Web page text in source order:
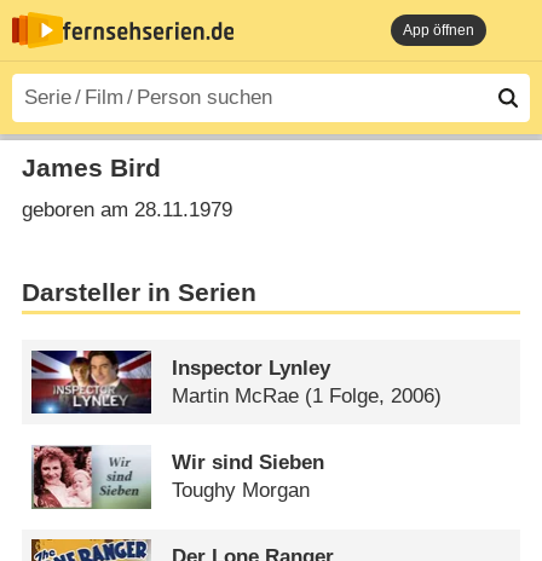
App öffnen
James Bird
geboren am 28.11.1979
Darsteller in Serien
Inspector Lynley
Martin McRae (1 Folge, 2006)
Wir sind Sieben
Toughy Morgan